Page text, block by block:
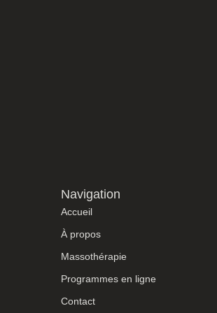
Navigation
Accueil
À propos
Massothérapie
Programmes en ligne
Contact